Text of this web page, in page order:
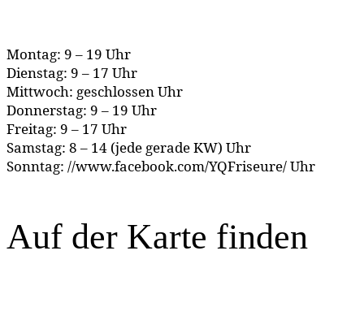
Montag: 9 – 19 Uhr
Dienstag: 9 – 17 Uhr
Mittwoch: geschlossen Uhr
Donnerstag: 9 – 19 Uhr
Freitag: 9 – 17 Uhr
Samstag: 8 – 14 (jede gerade KW) Uhr
Sonntag: //www.facebook.com/YQFriseure/ Uhr
Auf der Karte finden